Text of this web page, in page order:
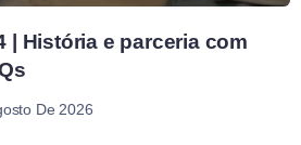
| História e parceria com
De 2026